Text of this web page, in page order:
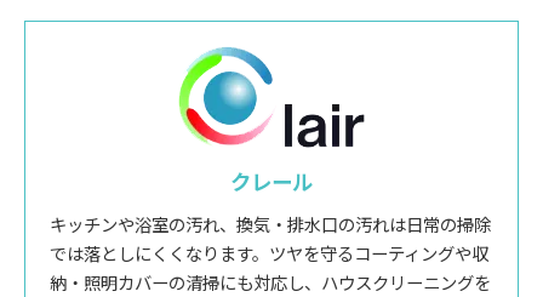
クレール
キッチンや浴室の汚れ、換気・排水口の汚れは日常の掃除
では落としにくくなります。ツヤを守るコーティングや収
納・照明カバーの清掃にも対応し、ハウスクリーニングを